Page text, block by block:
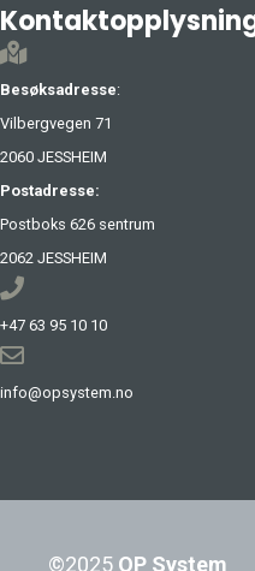
Besøksadresse:
Vilbergvegen 71
2060 JESSHEIM
Postadresse:
Postboks 626 sentrum
2062 JESSHEIM
+47 63 95 10 10
info@opsystem.no
©2025 OP System